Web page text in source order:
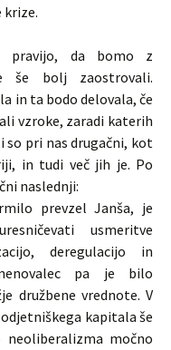
krize.
pravijo, da bomo z
še bolj zaostrovali.
in ta bodo delovala, če
vzroke, zaradi katerih
so pri nas drugačni, kot
in tudi več jih je. Po
naslednji:
prevzel Janša, je
usmeritve
deregulacijo in
pa je bilo
družbene vrednote. V
kapitala še
močno